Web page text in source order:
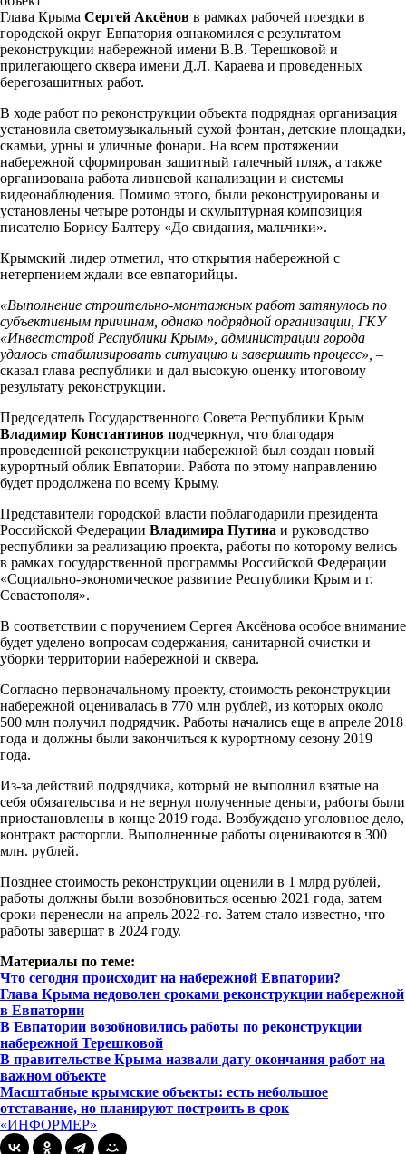
Глава Крыма Сергей Аксёнов в рамках рабочей поездки в
городской округ Евпатория ознакомился с результатом
реконструкции набережной имени В.В. Терешковой и
прилегающего сквера имени Д.Л. Караева и проведенных
берегозащитных работ.
В ходе работ по реконструкции объекта подрядная организация
установила светомузыкальный сухой фонтан, детские площадки,
скамьи, урны и уличные фонари. На всем протяжении
набережной сформирован защитный галечный пляж, а также
организована работа ливневой канализации и системы
видеонаблюдения. Помимо этого, были реконструированы и
установлены четыре ротонды и скульптурная композиция
писателю Борису Балтеру «До свидания, мальчики».
Крымский лидер отметил, что открытия набережной с
нетерпением ждали все евпаторийцы.
«Выполнение строительно-монтажных работ затянулось по
субъективным причинам, однако подрядной организации, ГКУ
«Инвестстрой Республики Крым», администрации города
удалось стабилизировать ситуацию и завершить процесс», –
сказал глава республики и дал высокую оценку итоговому
результату реконструкции.
Председатель Государственного Совета Республики Крым
Владимир Константинов подчеркнул, что благодаря
проведенной реконструкции набережной был создан новый
курортный облик Евпатории. Работа по этому направлению
будет продолжена по всему Крыму.
Представители городской власти поблагодарили президента
Российской Федерации Владимира Путина и руководство
республики за реализацию проекта, работы по которому велись
в рамках государственной программы Российской Федерации
«Социально-экономическое развитие Республики Крым и г.
Севастополя».
В соответствии с поручением Сергея Аксёнова особое внимание
будет уделено вопросам содержания, санитарной очистки и
уборки территории набережной и сквера.
Согласно первоначальному проекту, стоимость реконструкции
набережной оценивалась в 770 млн рублей, из которых около
500 млн получил подрядчик. Работы начались еще в апреле 2018
года и должны были закончиться к курортному сезону 2019
года.
Из-за действий подрядчика, который не выполнил взятые на
себя обязательства и не вернул полученные деньги, работы были
приостановлены в конце 2019 года. Возбуждено уголовное дело,
контракт расторгли. Выполненные работы оцениваются в 300
млн. рублей.
Позднее стоимость реконструкции оценили в 1 млрд рублей,
работы должны были возобновиться осенью 2021 года, затем
сроки перенесли на апрель 2022-го. Затем стало известно, что
работы завершат в 2024 году.
Материалы по теме:
Что сегодня происходит на набережной Евпатории?
Глава Крыма недоволен сроками реконструкции набережной
в Евпатории
В Евпатории возобновились работы по реконструкции
набережной Терешковой
В правительстве Крыма назвали дату окончания работ на
важном объекте
Масштабные крымские объекты: есть небольшое
отставание, но планируют построить в срок
«ИНФОРМЕР»